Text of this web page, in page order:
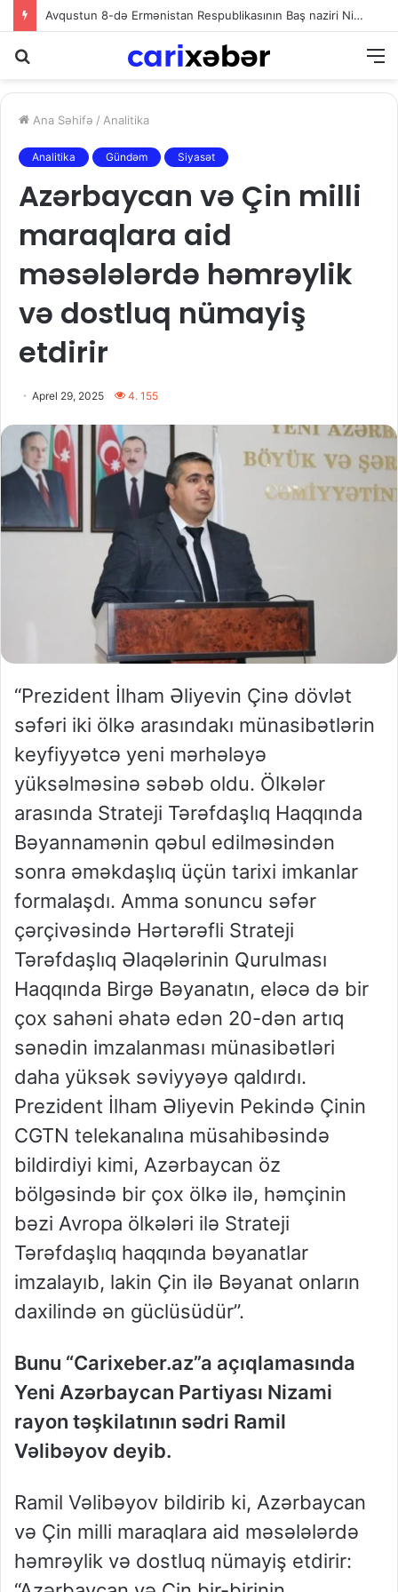
Avqustun 8-də Ermənistan Respublikasının Baş naziri Nikol Paşinyan Azərbaycan Respublikasının Prezidenti İlham Əliyevə zəng edib
Ana Səhifə / Analitika
Analitika Gündəm Siyasət
Azərbaycan və Çin milli
maraqlara aid
məsələlərdə həmrəylik
və dostluq nümayiş
etdirir
Aprel 29, 2025 4. 155
“Prezident İlham Əliyevin Çinə dövlət
səfəri iki ölkə arasındakı münasibətlərin
keyfiyyətcə yeni mərhələyə
yüksəlməsinə səbəb oldu. Ölkələr
arasında Strateji Tərəfdaşlıq Haqqında
Bəyannamənin qəbul edilməsindən
sonra əməkdaşlıq üçün tarixi imkanlar
formalaşdı. Amma sonuncu səfər
çərçivəsində Hərtərəfli Strateji
Tərəfdaşlıq Əlaqələrinin Qurulması
Haqqında Birgə Bəyanatın, eləcə də bir
çox sahəni əhatə edən 20-dən artıq
sənədin imzalanması münasibətləri
daha yüksək səviyyəyə qaldırdı.
Prezident İlham Əliyevin Pekində Çinin
CGTN telekanalına müsahibəsində
bildirdiyi kimi, Azərbaycan öz
bölgəsində bir çox ölkə ilə, həmçinin
bəzi Avropa ölkələri ilə Strateji
Tərəfdaşlıq haqqında bəyanatlar
imzalayıb, lakin Çin ilə Bəyanat onların
daxilində ən güclüsüdür”.
Bunu “Carixeber.az”a açıqlamasında
Yeni Azərbaycan Partiyası Nizami
rayon təşkilatının sədri Ramil
Vəlibəyov deyib.
Ramil Vəlibəyov bildirib ki, Azərbaycan
və Çin milli maraqlara aid məsələlərdə
həmrəylik və dostluq nümayiş etdirir: